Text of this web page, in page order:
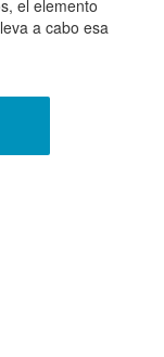
el elemento
a cabo esa